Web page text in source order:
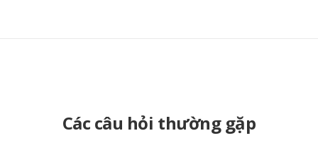
Các câu hỏi thường gặp